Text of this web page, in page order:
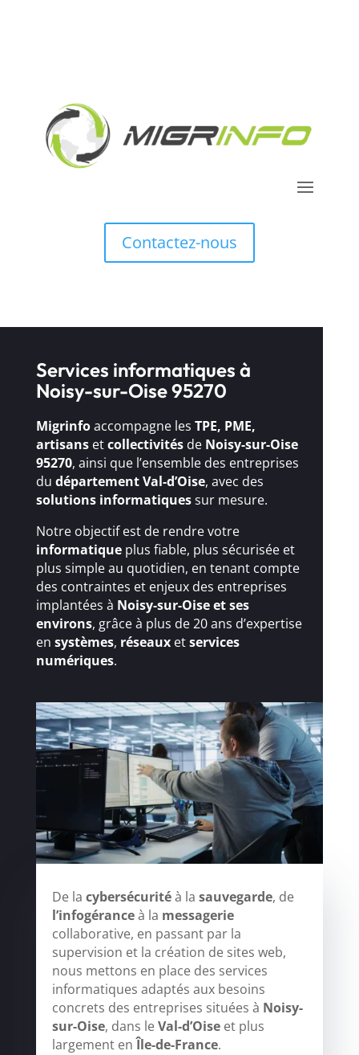
Contactez-nous
Services informatiques à
Noisy-sur-Oise 95270
Migrinfoaccompagne les TPE, PME,
artisansetcollectivitésde Noisy-sur-Oise
95270, ainsi que l’ensemble des entreprises
du département Val-d’Oise, avec des
solutions informatiquessur mesure.
Notre objectif est de rendre votre
informatiqueplus fiable, plus sécurisée et
plus simple au quotidien, en tenant compte
des contraintes et enjeux des entreprises
implantées à Noisy-sur-Oise et ses
environs, grâce à plus de 20 ans d’expertise
en systèmes, réseauxetservices
numériques.
De la cybersécuritéà la sauvegarde, de
l’infogéranceà la messagerie
collaborative, en passant par la
supervision et la création de sites web,
nous mettons en place des services
informatiques adaptés aux besoins
concrets des entreprises situées à Noisy-
sur-Oise, dans leVal-d’Oiseet plus
largement enÎle-de-France.